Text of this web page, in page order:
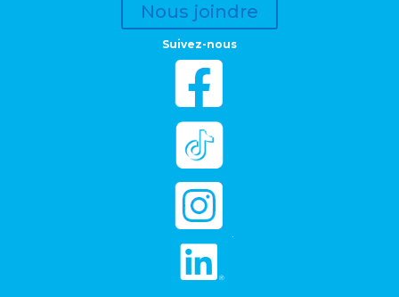
Nous joindre
Suivez-nous